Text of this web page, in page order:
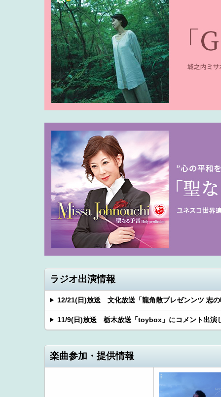
ラジオ出演情報
12/21(日)放送 文化放送「龍角散プレゼンンツ 志
11/9(日)放送 栃木放送「toybox」にコメント出演
楽曲参加・提供情報